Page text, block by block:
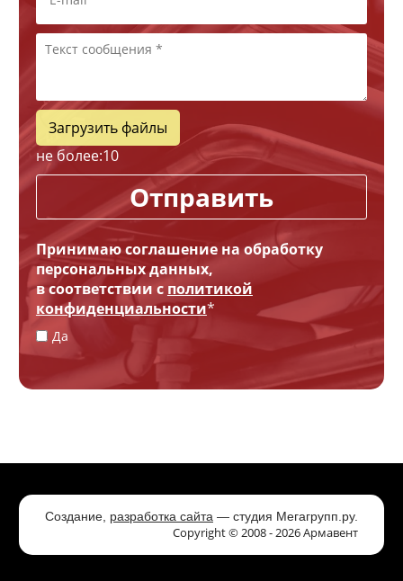
Загрузить файлы
не более:10
Отправить
Принимаю соглашение на обработку
персональных данных,
в соответствии с политикой
конфиденциальности*
Да
Создание, разработка сайта — студия Мегагрупп.ру.
Copyright © 2008 - 2026 Армавент